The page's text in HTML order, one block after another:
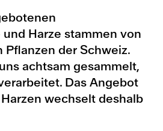
Harze stammen von
der Schweiz.
achtsam gesammelt,
Das Angebot
wechselt deshalb